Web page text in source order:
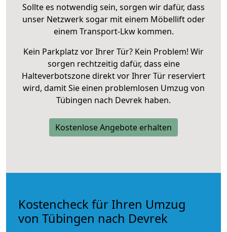
Sollte es notwendig sein, sorgen wir dafür, dass
unser Netzwerk sogar mit einem Möbellift oder
einem Transport-Lkw kommen.
Kein Parkplatz vor Ihrer Tür? Kein Problem! Wir
sorgen rechtzeitig dafür, dass eine
Halteverbotszone direkt vor Ihrer Tür reserviert
wird, damit Sie einen problemlosen Umzug von
Tübingen nach Devrek haben.
Kostenlose Angebote erhalten
Kostencheck für Ihren Umzug
von Tübingen nach Devrek